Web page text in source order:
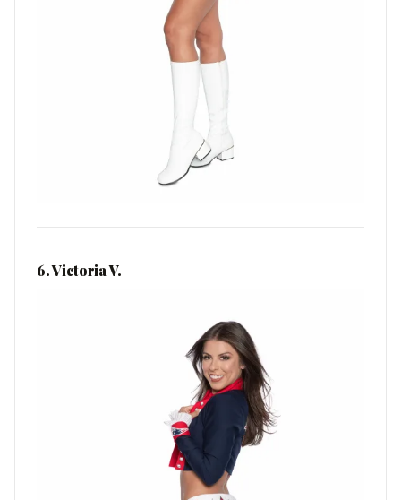
6. Victoria V.